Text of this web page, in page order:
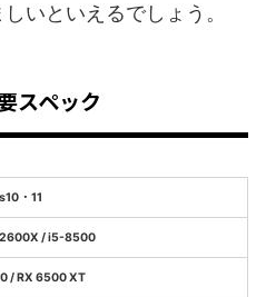
いといえるでしょう。
スペック
・11
/ i5-8500
/ RX 6500 XT